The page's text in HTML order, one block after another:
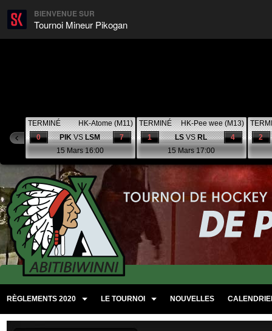
BIENVENUE SUR
Tournoi Mineur Pikogan
TERMINÉ
HK-Atome (M11)
7
0 PIKVSLSM
15 Mars 16:00
TERMINÉ
HK-Pee wee (M13)
4
1 LSVSRL
15 Mars 17:00
2
RÈGLEMENTS 2020 LE TOURNOI NOUVELLES